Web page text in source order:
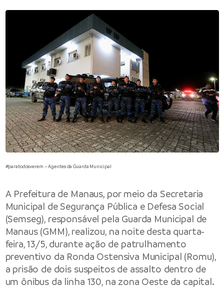
#paratodosverem – Agentes da Guarda Municipal
A Prefeitura de Manaus, por meio da Secretaria
Municipal de Segurança Pública e Defesa Social
(Semseg), responsável pela Guarda Municipal de
Manaus(GMM), realizou, na noite desta quarta-
feira, 13/5, durante ação de patrulhamento
preventivo da Ronda Ostensiva Municipal (Romu),
a prisão de dois suspeitos de assalto dentro de
um ônibus da linha 130, na zona Oeste da capital.